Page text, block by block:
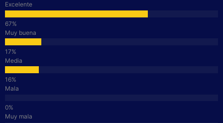
Excelente
Muy buena
Media
Mala
Muy mala